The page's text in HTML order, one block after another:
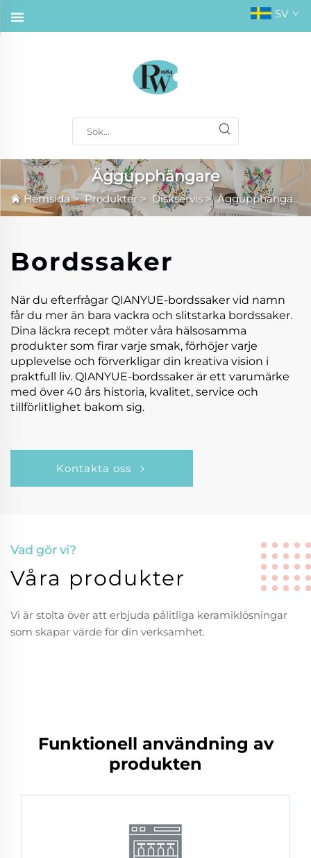
SV
Äggupphängare
Hemsida>Produkter > Diskservis >Äggupphängare
Bordssaker
När du efterfrågar QIANYUE-bordssaker vid namn
får du mer än bara vackra och slitstarka bordssaker.
Dina läckra recept möter våra hälsosamma
produkter som firar varje smak, förhöjer varje
upplevelse och förverkligar din kreativa vision i
praktfull liv. QIANYUE-bordssaker är ett varumärke
med över 40 års historia, kvalitet, service och
tillförlitlighet bakom sig.
Kontakta oss
Vad gör vi?
Våra produkter
Vi är stolta över att erbjuda pålitliga keramiklösningar
som skapar värde för din verksamhet.
Funktionell användning av
produkten